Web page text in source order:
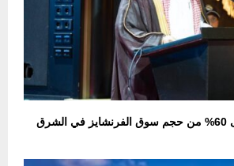
السعودية تستحوذ على 60% من حجم سوق الفرنشايز في الشرق